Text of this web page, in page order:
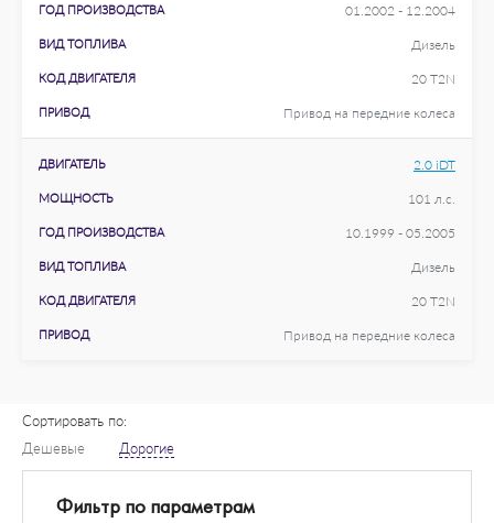
ГОД ПРОИЗВОДСТВА 01.2002 - 12.2004
ВИД ТОПЛИВА Дизель
КОД ДВИГАТЕЛЯ 20 T2N
ПРИВОД Привод на передние колеса
ДВИГАТЕЛЬ 2.0 iDT
МОЩНОСТЬ 101 л.с.
ГОД ПРОИЗВОДСТВА 10.1999 - 05.2005
ВИД ТОПЛИВА Дизель
КОД ДВИГАТЕЛЯ 20 T2N
ПРИВОД Привод на передние колеса
Сортировать по:
Дешевые
Дорогие
Фильтр по параметрам